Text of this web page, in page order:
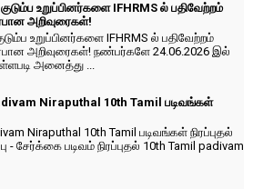
உறுப்பினர்களை IFHRMS ல் பதிவேற்றம்
அறிவுரைகள்!
உறுப்பினர்களை IFHRMS ல் பதிவேற்றம்
அறிவுரைகள்! நண்பர்களே 24.06.2026 இல்
அனைத்து ...
Niraputhal 10th Tamil படிவங்கள்
Niraputhal 10th Tamil படிவங்கள் நிரப்புதல்
- சேர்க்கை படிவம் நிரப்புதல் 10th Tamil padivam